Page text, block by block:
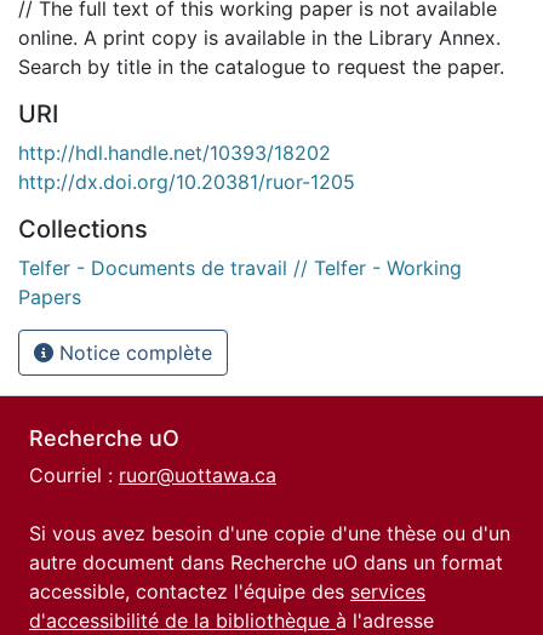
// The full text of this working paper is not available
online. A print copy is available in the Library Annex.
Search by title in the catalogue to request the paper.
URI
http://hdl.handle.net/10393/18202
http://dx.doi.org/10.20381/ruor-1205
Collections
Telfer - Documents de travail // Telfer - Working
Papers
Notice complète
Recherche uO
Courriel : ruor@uottawa.ca
Si vous avez besoin d'une copie d'une thèse ou d'un
autre document dans Recherche uO dans un format
accessible, contactez l'équipe des services
d'accessibilité de la bibliothèque à l'adresse